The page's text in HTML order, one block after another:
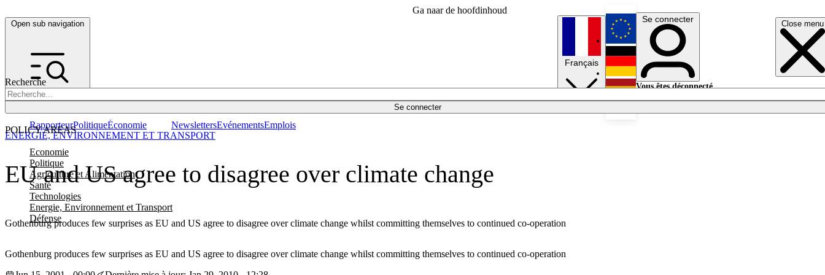
Ga naar de hoofdinhoud
Open sub navigation Close menu
Recherche
Se connecter
POLICY AREAS
Economie
Politique
Agriculture et Alimentation
Santé
Technologies
Energie, Environnement et Transport
Défense
RapporteurPolitiqueÉconomie NewslettersEvénementsEmplois
Français
English
Deutsch
Se connecter
Vous êtes déconnecté.
EU and US agree to disagree over climate change
Gothenburg produces few surprises as EU and US agree to disagree over climate change whilst committing themselves to continued co-operation
ENERGIE, ENVIRONNEMENT ET TRANSPORT
Gothenburg produces few surprises as EU and US agree to disagree over climate change whilst committing themselves to continued co-operation